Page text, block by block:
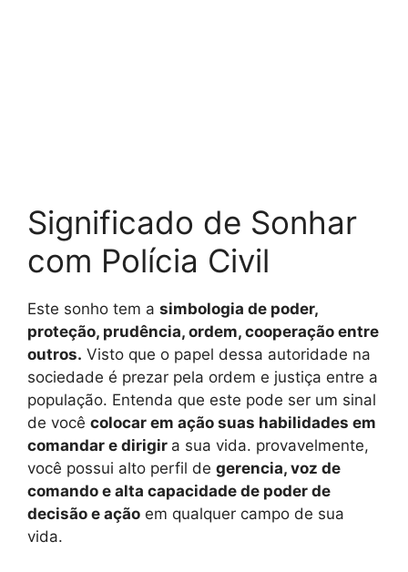
Significado de Sonhar
com Polícia Civil
Este sonho tem a simbologia de poder,
proteção, prudência, ordem, cooperação entre
outros. Visto que o papel dessa autoridade na
sociedade é prezar pela ordem e justiça entre a
população. Entenda que este pode ser um sinal
de você colocar em ação suas habilidades em
comandar e dirigir a sua vida. provavelmente,
você possui alto perfil de gerencia, voz de
comando e alta capacidade de poder de
decisão e ação em qualquer campo de sua
vida.